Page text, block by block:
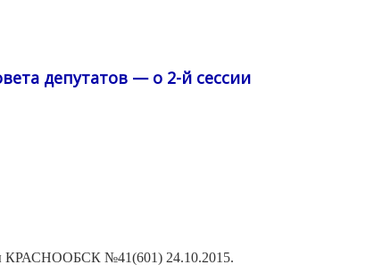
депутатов — о 2-й сессии
КРАСНООБСК №41(601) 24.10.2015.